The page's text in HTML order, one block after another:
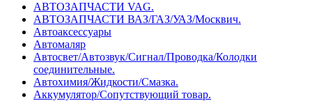
АВТОЗАПЧАСТИ VAG.
АВТОЗАПЧАСТИ ВАЗ/ГАЗ/УАЗ/Москвич.
Автоаксесcуары
Автомаляр
Автосвет/Автозвук/Сигнал/Проводка/Колодки
соединительные.
Автохимия/Жидкости/Смазка.
Аккумулятор/Сопутствующий товар.